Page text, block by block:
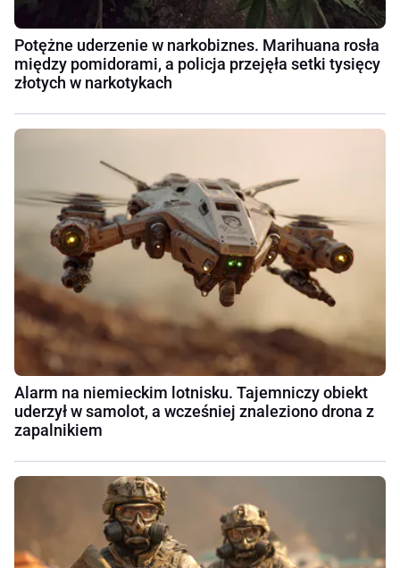
Potężne uderzenie w narkobiznes. Marihuana rosła
między pomidorami, a policja przejęła setki tysięcy
złotych w narkotykach
Alarm na niemieckim lotnisku. Tajemniczy obiekt
uderzył w samolot, a wcześniej znaleziono drona z
zapalnikiem